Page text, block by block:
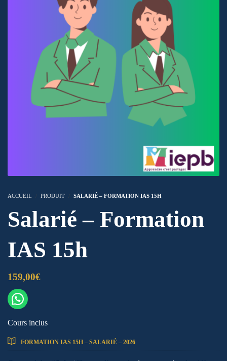
ACCUEIL PRODUIT SALARIÉ – FORMATION IAS 15H
Salarié – Formation
IAS 15h
159,00€
Cours inclus
FORMATION IAS 15H – SALARIÉ – 2026